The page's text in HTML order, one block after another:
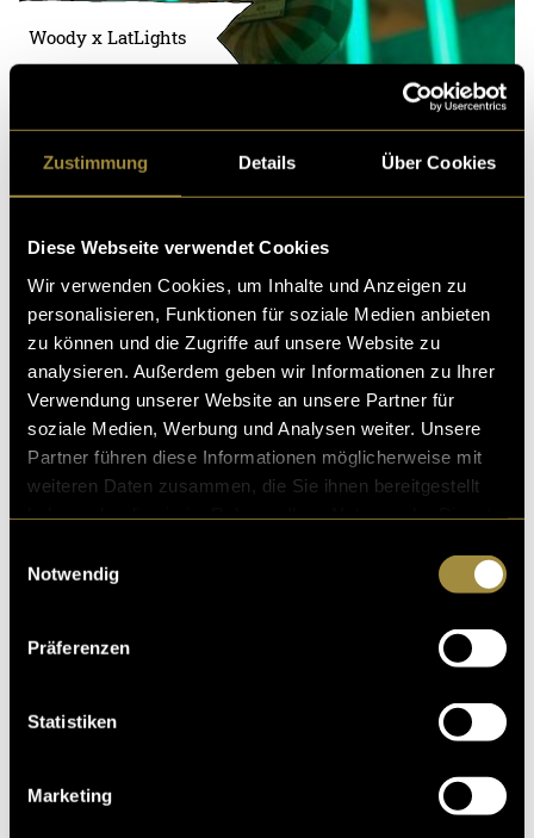
Zustimmung Details Über Cookies
Diese Webseite verwendet Cookies
Wir verwenden Cookies, um Inhalte und Anzeigen zu
personalisieren, Funktionen für soziale Medien anbieten
zu können und die Zugriffe auf unsere Website zu
analysieren. Außerdem geben wir Informationen zu Ihrer
Verwendung unserer Website an unsere Partner für
soziale Medien, Werbung und Analysen weiter. Unsere
Partner führen diese Informationen möglicherweise mit
weiteren Daten zusammen, die Sie ihnen bereitgestellt
Notwendig
Präferenzen
Statistiken
Marketing
Woody x LatLights